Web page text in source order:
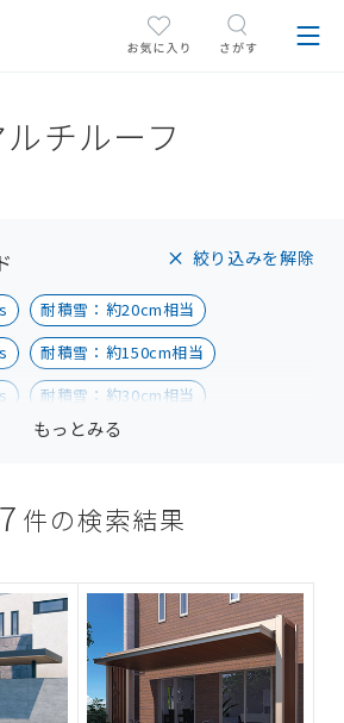
ルチルーフ
耐積雪：約20cm相当
耐積雪：約150cm相当
耐積雪：約30cm相当
ブラックポリカーボネート板対応
絞り込みを解除
もっとみる
7 件の検索結果